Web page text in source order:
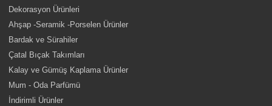
Dekorasyon Ürünleri
Ahşap -Seramik -Porselen Ürünler
Bardak ve Sürahiler
Çatal Bıçak Takımları
Kalay ve Gümüş Kaplama Ürünler
Mum - Oda Parfümü
İndirimli Ürünler